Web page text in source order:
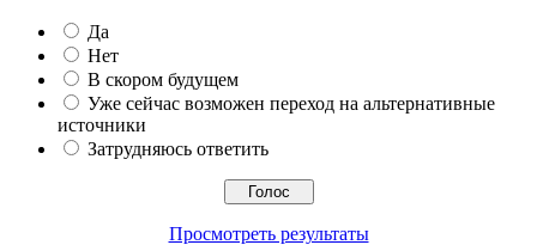
Да
Нет
В скором будущем
Уже сейчас возможен переход на альтернативные
источники
Затрудняюсь ответить
Просмотреть результаты